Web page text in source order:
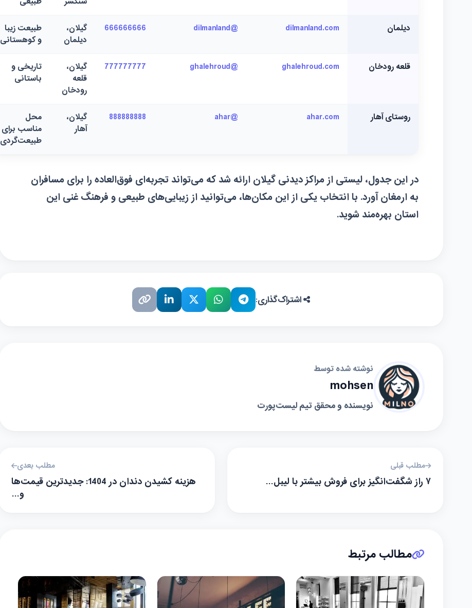
دیلمان dilmanland.com
@dilmanland
666666666
گیلان،
دیلمان
طبیعت زیبا
و کوهستانی
قلعه رودخان ghalehroud.com
@ghalehroud
777777777
گیلان،
قلعه
رودخان
تاریخی و
باستانی
روستای آهار ahar.com
@ahar
888888888
گیلان،
آهار
محل
مناسب برای
طبیعت‌گردی
در این جدول، لیستی از مراکز دیدنی گیلان ارائه شد که می‌تواند تجربه‌ای فوق‌العاده را برای مسافران
به ارمغان آورد. با انتخاب یکی از این مکان‌ها، می‌توانید از زیبایی‌های طبیعی و فرهنگ غنی این
استان بهره‌مند شوید.
اشتراک‌گذاری:
نوشته شده توسط
mohsen
نویسنده و محقق تیم لیست‌پورت
مطلب قبلی
۷ راز شگفت‌انگیز برای فروش بیشتر با لیبل…
مطلب بعدی
هزینه کشیدن دندان در 1404: جدیدترین قیمت‌ها
و…
مطالب مرتبط